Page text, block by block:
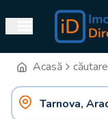
Acasă căutare